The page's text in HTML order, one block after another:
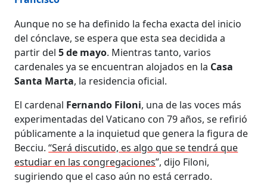
Aunque no se ha definido la fecha exacta del inicio
del cónclave, se espera que esta sea decidida a
partir del5 de mayo. Mientras tanto, varios
cardenales ya se encuentran alojados en la Casa
Santa Marta, la residencia oficial.
El cardenal Fernando Filoni, una de las voces más
experimentadas del Vaticano con 79 años, se refirió
públicamente a la inquietud que genera la figura de
Becciu.“Será discutido, es algo que se tendrá que
estudiar en las congregaciones”, dijo Filoni,
sugiriendo que el caso aún no está cerrado.